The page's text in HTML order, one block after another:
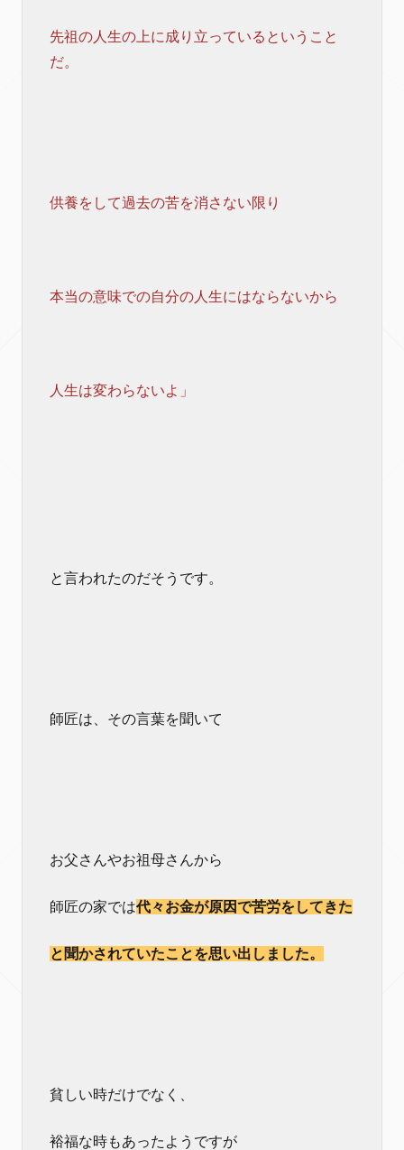
先祖の人生の上に成り立っているということ
だ。
供養をして過去の苦を消さない限り
本当の意味での自分の人生にはならないから
人生は変わらないよ」
と言われたのだそうです。
師匠は、その言葉を聞いて
お父さんやお祖母さんから
師匠の家では代々お金が原因で苦労をしてきた
と聞かされていたことを思い出しました。
貧しい時だけでなく、
裕福な時もあったようですが